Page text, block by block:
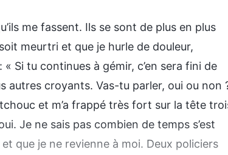
me fassent. Ils se sont de plus en plus
meurtri et que je hurle de douleur,
Si tu continues à gémir, c’en sera fini de
autres croyants. Vas-tu parler, oui ou non
et m’a frappé très fort sur la tête
Je ne sais pas combien de temps s’est
que je ne revienne à moi. Deux policiers